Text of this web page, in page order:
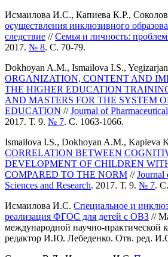
Исмаилова И.С., Капиева К.Р.,
осуществления инклюзивного
следствие //Семья и личность:
2017. № 8. С. 70-79.
Dokhoyan A.M., Ismailova I.S.,
ORGANIZATION, CONTENT AND
THE HIGHER EDUCATION
AND MASTERS FOR THE SYSTEM
EDUCATION //Journal of
2017. Т. 9. № 7. С. 1063-1066.
Ismailova I.S., Dokhoyan A.M., Kapieva
CORRELATION BETWEEN
DEVELOPMENT OF CHILDREN
COMPARED TO THE NORM //Journal
Sciences and Research. 2017. Т. 9. № 7.
Исмаилова И.С. Специальное и
реализация ФГОС для детей с ОВЗ //
международной научно-практической
редактор И.Ю. Лебеденко. Отв. ред.